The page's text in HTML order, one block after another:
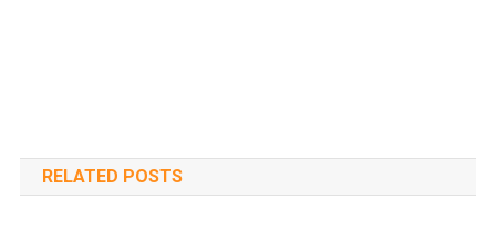
RELATED POSTS